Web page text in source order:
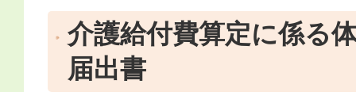
介護給付費算定に係る
届出書